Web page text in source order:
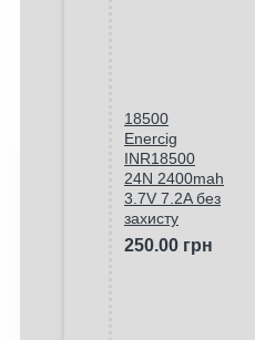
18500
Enercig
INR18500
24N 2400mah
3.7V 7.2A без
захисту
250.00 грн